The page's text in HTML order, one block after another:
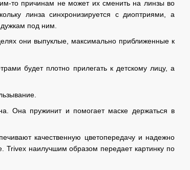
то причинам не может их сменить на линзы во
линза синхронизируется с диоптриями, а
под ним.
они выпуклые, максимально приближенные к
будет плотно прилегать к детскому лицу, а
Она пружинит и помогает маске держаться в
качественную цветопередачу и надежно
наилучшим образом передает картинку по